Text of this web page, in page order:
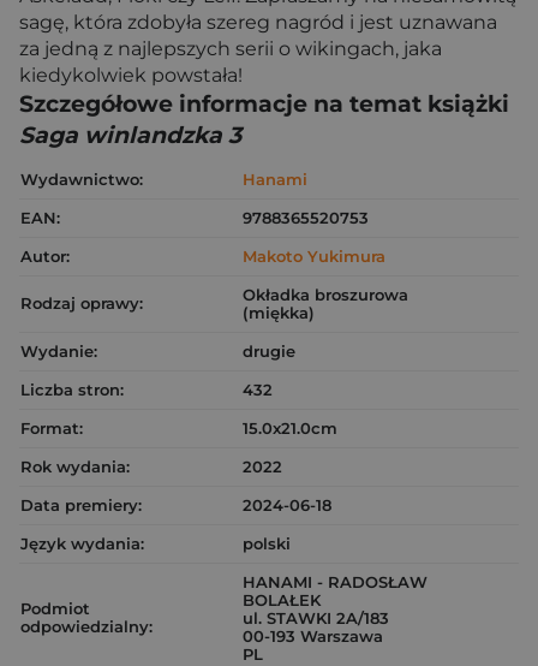
sagę, która zdobyła szereg nagród i jest uznawana
za jedną z najlepszych serii o wikingach, jaka
kiedykolwiek powstała!
Szczegółowe informacje na temat książki
Saga winlandzka 3
Wydawnictwo:
Hanami
EAN:
9788365520753
Autor:
Makoto Yukimura
Rodzaj oprawy:
Okładka broszurowa
(miękka)
Wydanie:
drugie
Liczba stron:
432
Format:
15.0x21.0cm
Rok wydania:
2022
Data premiery:
2024-06-18
Język wydania:
polski
Podmiot
odpowiedzialny:
HANAMI - RADOSŁAW
BOLAŁEK
ul. STAWKI 2A/183
00-193 Warszawa
PL